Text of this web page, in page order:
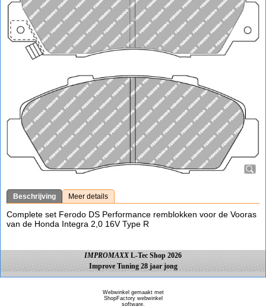
Beschrijving Meer details
Complete set Ferodo DS Performance remblokken voor de Vooras
van de Honda Integra 2,0 16V Type R
IMPROMAXX L-Tec Shop 2026
Improve Tuning 28 jaar jong
Webwinkel gemaakt met
ShopFactory webwinkel
software.